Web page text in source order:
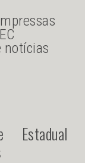
notícias
Estadual